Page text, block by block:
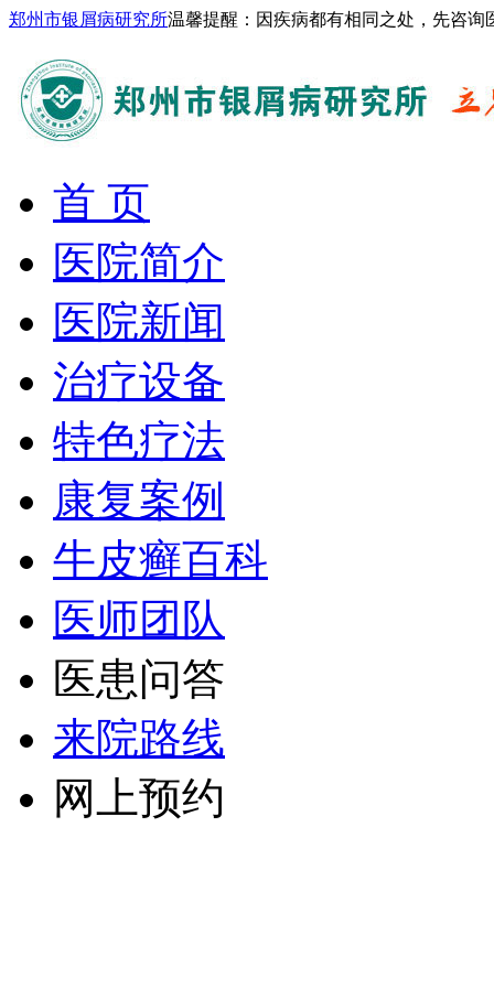
郑州市银屑病研究所温馨提醒：因疾病都有相同之处，先咨
首 页
医院简介
医院新闻
治疗设备
特色疗法
康复案例
牛皮癣百科
医师团队
医患问答
来院路线
网上预约